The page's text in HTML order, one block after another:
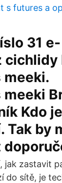
s futures a
31 e-
cichlidy
meeki.
Kdo
Tak by
jak zastavit
do sítě, je